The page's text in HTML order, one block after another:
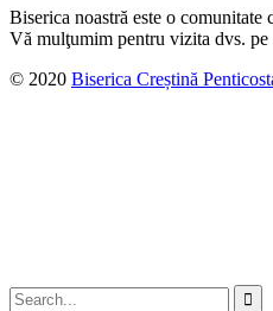
Biserica noastră este o
Vă mulţumim pentru vizita dvs. pe
© 2020 Biserica Creștină
